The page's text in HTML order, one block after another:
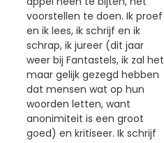
voorstellen te doen. Ik proef
en ik lees, ik schrijf en ik
schrap, ik jureer (dit jaar
weer bij Fantastels, ik zal het
maar gelijk gezegd hebben
dat mensen wat op hun
woorden letten, want
anonimiteit is een groot
goed) en kritiseer. Ik schrijf